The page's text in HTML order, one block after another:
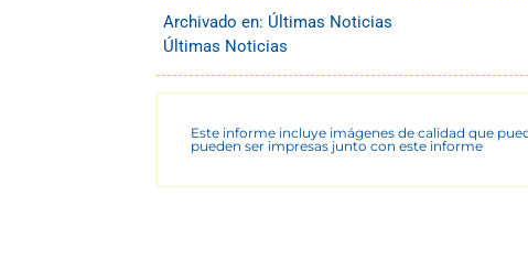
Archivado en: Últimas Noticias
Últimas Noticias
Este informe incluye imágenes de calidad que
pueden ser impresas junto con este informe